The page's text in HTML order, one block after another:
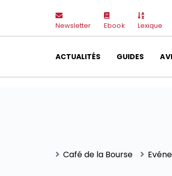
Newsletter Ebook Lexique
ACTUALITÉS GUIDES
Café de la Bourse